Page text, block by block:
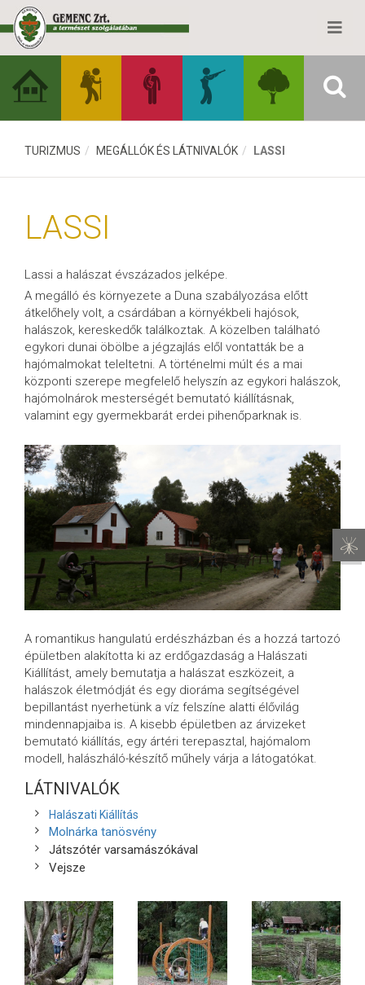
TURIZMUS MEGÁLLÓK ÉS LÁTNIVALÓK LASSI
LASSI
Lassi a halászat évszázados jelképe.
A megálló és környezete a Duna szabályozása előtt
átkelőhely volt, a csárdában a környékbeli hajósok,
halászok, kereskedők találkoztak. A közelben található
egykori dunai öbölbe a jégzajlás elől vontatták be a
hajómalmokat teleltetni. A történelmi múlt és a mai
központi szerepe megfelelő helyszín az egykori halászok,
hajómolnárok mesterségét bemutató kiállításnak,
valamint egy gyermekbarát erdei pihenőparknak is.
A romantikus hangulatú erdészházban és a hozzá tartozó
épületben alakította ki az erdőgazdaság a Halászati
Kiállítást, amely bemutatja a halászat eszközeit, a
halászok életmódját és egy dioráma segítségével
bepillantást nyerhetünk a víz felszíne alatti élővilág
mindennapjaiba is. A kisebb épületben az árvizeket
bemutató kiállítás, egy ártéri terepasztal, hajómalom
modell, halászháló-készítő műhely várja a látogatókat.
LÁTNIVALÓK
Halászati Kiállítás
Molnárka tanösvény
Játszótér varsamászókával
Vejsze